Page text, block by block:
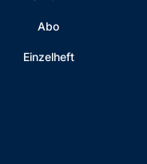
Abo
Einzelheft